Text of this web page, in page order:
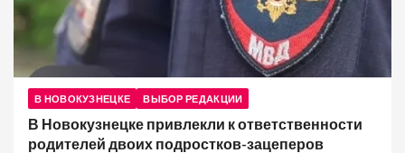
В НОВОКУЗНЕЦКЕ ВЫБОР РЕДАКЦИИ
В Новокузнецке привлекли к ответственности
родителей двоих подростков-зацеперов